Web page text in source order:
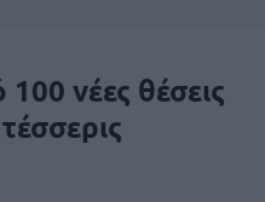
νέες θέσεις